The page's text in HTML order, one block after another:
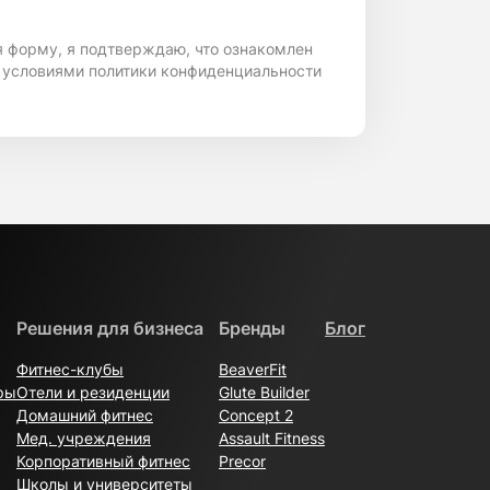
Многие пользователи
и стабильная работа без
Это снижает вероятность
особенность актуальна для
форму, я подтверждаю, что ознакомлен
политики конфиденциальности
Решения для бизнеса
Фитнес-клубы
Отели и резиденции
Домашний фитнес
Мед. учреждения
Корпоративный фитнес
Школы и университеты
Бренды
BeaverFit
Glute Builder
Concept 2
Assault Fitness
Precor
Блог